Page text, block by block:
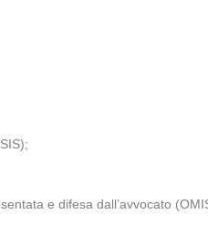
e difesa dall’avvocato